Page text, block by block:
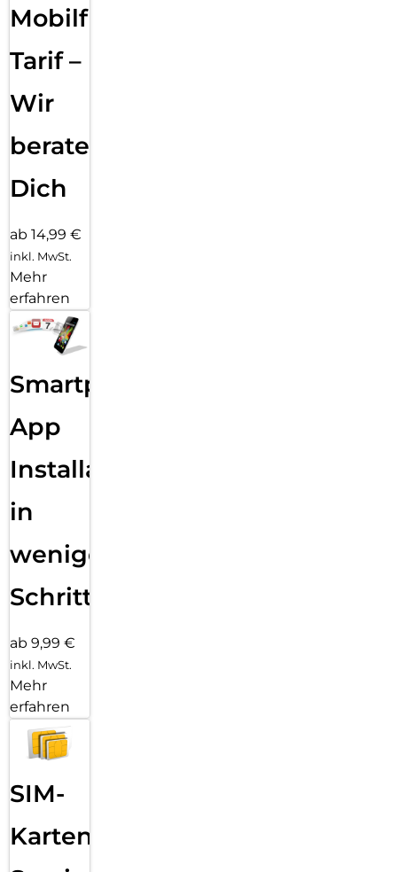
Mobilfunk
Tarif –
Wir
beraten
Dich
ab 14,99 €
inkl. MwSt.
Mehr
erfahren
Smartphone
App
Installation
in
wenigen
Schritten
ab 9,99 €
inkl. MwSt.
Mehr
erfahren
SIM-
Karten